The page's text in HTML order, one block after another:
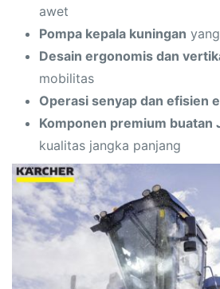
awet
Pompa kepala kuningan
Desain ergonomis dan
mobilitas
Operasi senyap dan efisien
Komponen premium buatan
kualitas jangka panjang